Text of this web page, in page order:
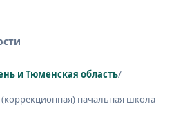
и Тюменская область/
(коррекционная) начальная школа -